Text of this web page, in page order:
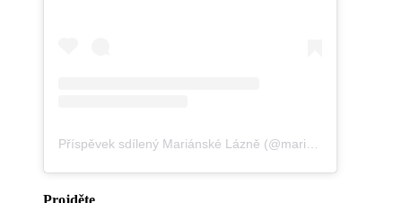
Příspěvek sdílený Mariánské Lázně (@marianskelazne.cz)
Projděte